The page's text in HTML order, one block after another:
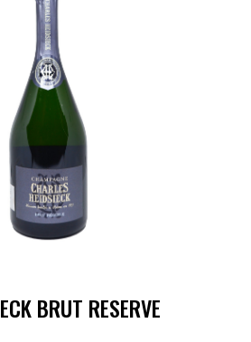
BRUT RESERVE